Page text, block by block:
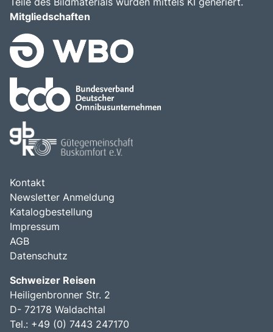
Mitgliedschaften
Kontakt
Newsletter Anmeldung
Katalogbestellung
Impressum
AGB
Datenschutz
Schweizer Reisen
Heiligenbronner Str. 2
D- 72178 Waldachtal
Tel.: +49 (0) 7443 247170